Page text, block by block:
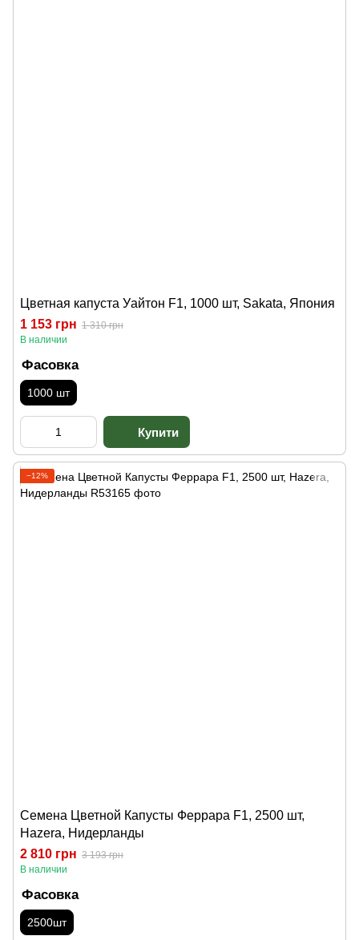
Цветная капуста Уайтон F1, 1000 шт, Sakata, Япония
1 153 грн 1 310 грн
В наличии
Фасовка
1000 шт
−12%
Семена Цветной Капусты Феррара F1, 2500 шт,
Hazera, Нидерланды
2 810 грн 3 193 грн
В наличии
Фасовка
2500шт